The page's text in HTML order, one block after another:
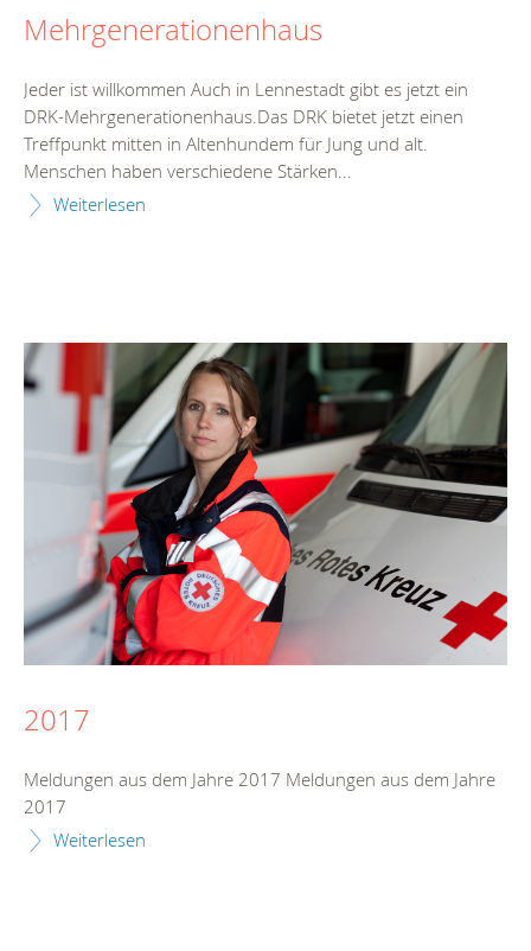
Mehrgenerationenhaus
Jeder ist willkommen Auch in Lennestadt gibt es jetzt ein
DRK-Mehrgenerationenhaus.Das DRK bietet jetzt einen
Treffpunkt mitten in Altenhundem für Jung und alt.
Menschen haben verschiedene Stärken...
Weiterlesen
2017
Meldungen aus dem Jahre 2017 Meldungen aus dem Jahre
2017
Weiterlesen